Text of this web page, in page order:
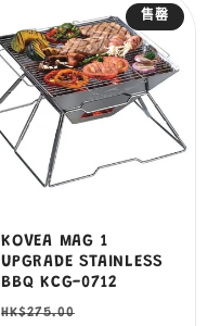
售罄
KOVEA MAG 1
UPGRADE STAINLESS
BBQ KCG-0712
定
HK$275.00